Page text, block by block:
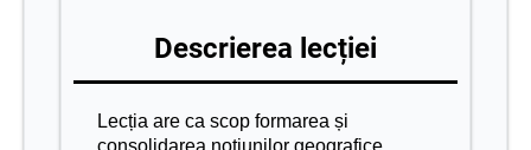
Descrierea lecției
Lecția are ca scop formarea și
consolidarea noțiunilor geografice